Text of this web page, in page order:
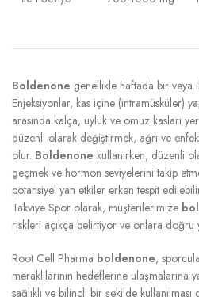
Boldenone genellikle haftada bir veya
Enjeksiyonlar, kas içine (intramüsküler)
arasında kalça, uyluk ve omuz kasları
düzenli olarak değiştirmek, ağrı ve
olur. Boldenone kullanırken, düzenli
geçmek ve hormon seviyelerini takip
potansiyel yan etkiler erken tespit
Takviye Spor olarak, müşterilerimize
riskleri açıkça belirtiyor ve onlara
Root Cell Pharma boldenone,
meraklılarının hedeflerine ulaşmalarına
sağlıklı ve bilinçli bir şekilde